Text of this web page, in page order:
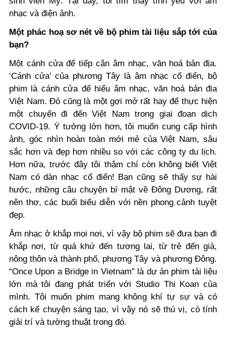
nhạc và điện ảnh.
Một phác hoạ sơ nétvề bộ phim tài liệu sắp tới của
bạn?
Một cánh cửa để tiếp cận âm nhạc, văn hoá bản địa.
‘Cánh cửa’ của phương Tây là âm nhạc cổ điển, bộ
phim là cánh cửa để hiểu âm nhạc, văn hoá bản địa
Việt Nam. Đó cũng là một gợi mở rất hay để thực hiện
một chuyến đi đến Việt Nam trong giai đoạn dịch
COVID-19. Ý tưởng lớn hơn, tôi muốn cung cấp hình
ảnh, góc nhìn hoàn toàn mới mẻ của Việt Nam, sâu
sắc hơn và đẹp hơn nhiều so với các công ty du lịch.
Hơn nữa, trước đây tôi thậm chí còn không biết Việt
Nam có dàn nhạc cổ điển! Bạn cũng sẽ thấy sự hài
hước, những câu chuyện bí mật về Đông Dương, rất
nên thơ, các buổi biểu diễn với nền phong cảnh tuyệt
đẹp.
Âm nhạc ở khắp mọi nơi, vì vậy bộ phim sẽ đưa bạn đi
khắp nơi, từ quá khứ đến tương lai, từ trẻ đến già,
nông thôn và thành phố, phương Tây và phương Đông.
“Once Upon a Bridge in Vietnam” là dự án phim tài liệu
lớn mà tôi đang phát triển với Studio Thi Koan của
mình. Tôi muốn phim mang không khí tự sự và có
cách kể chuyện sáng tạo, vì vậy nó sẽ thú vị, có tính
giải trí và tường thuật trong đó.